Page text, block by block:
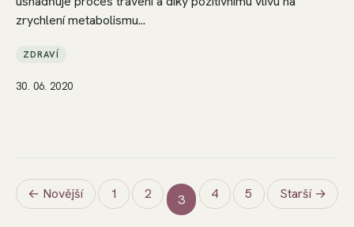
zrychlení metabolismu...
ZDRAVÍ
30. 06. 2020
← Novější 1 2 3 4 5 Starší →